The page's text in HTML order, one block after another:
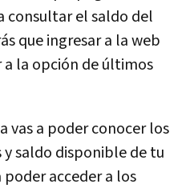
consultar el saldo del
que ingresar a la web
la opción de últimos
vas a poder conocer los
saldo disponible de tu
acceder a los